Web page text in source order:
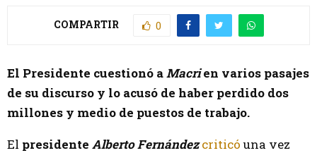
COMPARTIR 0
El Presidente cuestionó aMacrien varios pasajes
de su discurso y lo acusó de haber perdido dos
millones y medio de puestos de trabajo.
El presidente Alberto Fernández criticó una vez